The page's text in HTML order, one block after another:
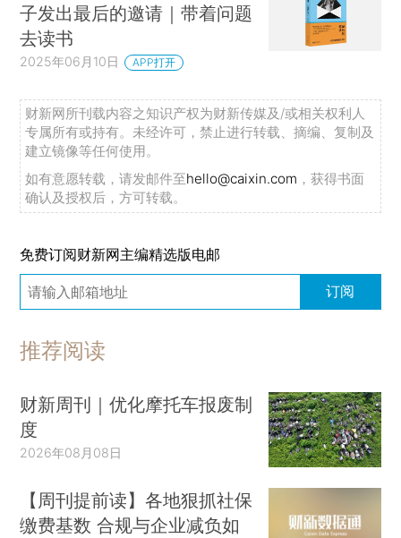
子发出最后的邀请｜带着问题
去读书
2025年06月10日 APP打开
财新网所刊载内容之知识产权为财新传媒及/或相关权利人
专属所有或持有。未经许可，禁止进行转载、摘编、复制及
建立镜像等任何使用。
如有意愿转载，请发邮件至hello@caixin.com ，获得书面
确认及授权后，方可转载。
免费订阅财新网主编精选版电邮
订阅
推荐阅读
财新周刊｜优化摩托车报废制
度
2026年08月08日
【周刊提前读】各地狠抓社保
缴费基数 合规与企业减负如